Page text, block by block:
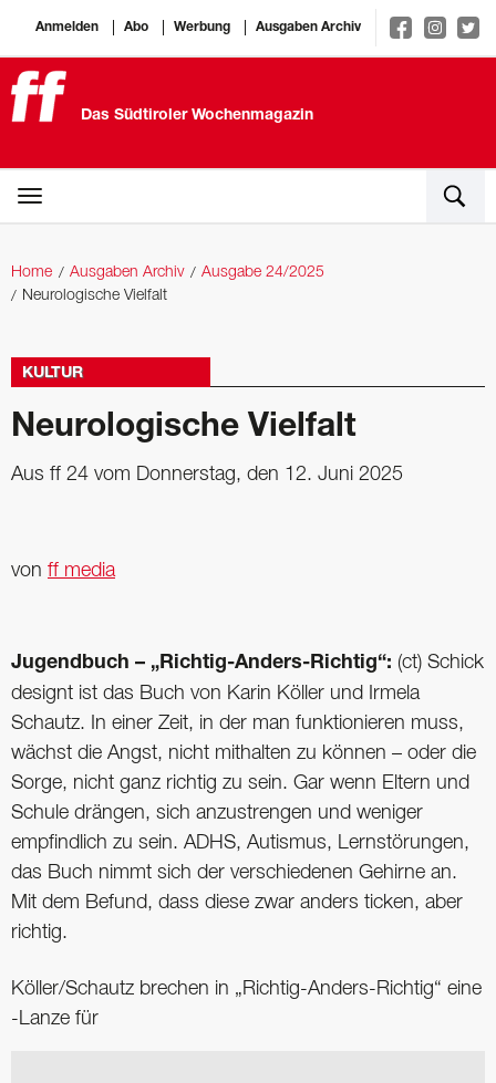
Anmelden Abo Werbung Ausgaben Archiv
Das Südtiroler Wochenmagazin
Home Ausgaben Archiv
Ausgabe 24/2025
Neurologische Vielfalt
KULTUR
Neurologische Vielfalt
Aus ff 24 vom Donnerstag, den 12. Juni 2025
von ff media
Jugendbuch – „Richtig-Anders-Richtig“: (ct) Schick
designt ist das Buch von Karin Köller und Irmela
Schautz. In einer Zeit, in der man funktionieren muss,
wächst die Angst, nicht mithalten zu können – oder die
Sorge, nicht ganz richtig zu sein. Gar wenn Eltern und
Schule drängen, sich anzustrengen und weniger
empfindlich zu sein. ADHS, Autismus, Lernstörungen,
das Buch nimmt sich der verschiedenen Gehirne an.
Mit dem Befund, dass diese zwar anders ticken, aber
richtig.
Köller/Schautz brechen in „Richtig-Anders-Richtig“ eine
-Lanze für